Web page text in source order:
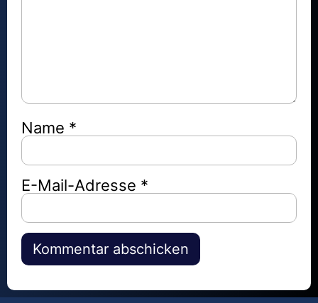
Name *
E-Mail-Adresse *
Alternative: